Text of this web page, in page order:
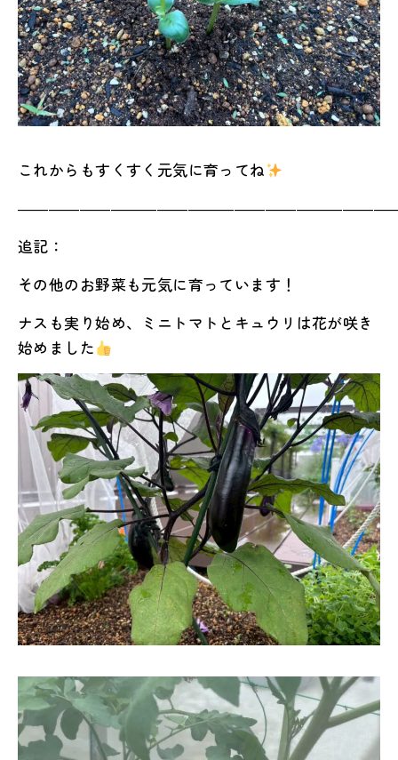
これからもすくすく元気に育ってね
追記：
その他のお野菜も元気に育っています！
ナスも実り始め、ミニトマトとキュウリは花が咲き
始めました